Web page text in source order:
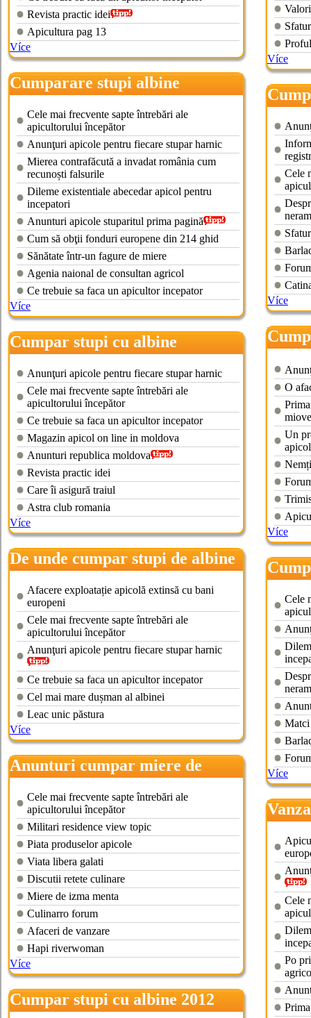
Revista practic idei
Apicultura pag 13
Více
Cumparare stupi albine
Cele mai frecvente sapte întrebări ale
apicultorului începător
Anunţuri apicole pentru fiecare stupar harnic
Mierea contrafăcută a invadat românia cum
recunoști falsurile
Dileme existentiale abecedar apicol pentru
incepatori
Anunturi apicole stuparitul prima pagină
Cum să obţii fonduri europene din 214 ghid
Sănătate într-un fagure de miere
Agenia naional de consultan agricol
Ce trebuie sa faca un apicultor incepator
Více
Cumpar stupi cu albine
Anunţuri apicole pentru fiecare stupar harnic
Cele mai frecvente sapte întrebări ale
apicultorului începător
Ce trebuie sa faca un apicultor incepator
Magazin apicol on line in moldova
Anunturi republica moldova
Revista practic idei
Care îi asigură traiul
Astra club romania
Více
De unde cumpar stupi de albine
Afacere exploatație apicolă extinsă cu bani
europeni
Cele mai frecvente sapte întrebări ale
apicultorului începător
Anunţuri apicole pentru fiecare stupar harnic
Ce trebuie sa faca un apicultor incepator
Cel mai mare dușman al albinei
Leac unic păstura
Více
Anunturi cumpar miere de
albine
Cele mai frecvente sapte întrebări ale
apicultorului începător
Militari residence view topic
Piata produselor apicole
Viata libera galati
Discutii retete culinare
Miere de izma menta
Culinarro forum
Afaceri de vanzare
Hapi riverwoman
Více
Cumpar stupi cu albine 2012
Více
Cele
Více
O
Un
Více
Cele
Matci
Více
Cele
Po